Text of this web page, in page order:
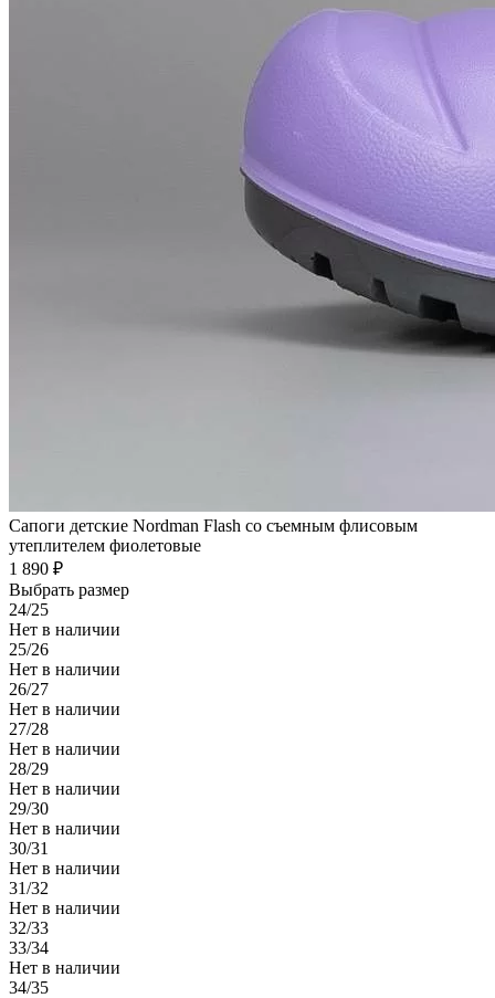
Сапоги детские Nordman Flash со съемным флисовым
утеплителем фиолетовые
1 890 ₽
Выбрать размер
24/25
Нет в наличии
25/26
Нет в наличии
26/27
Нет в наличии
27/28
Нет в наличии
28/29
Нет в наличии
29/30
Нет в наличии
30/31
Нет в наличии
31/32
Нет в наличии
32/33
33/34
Нет в наличии
34/35